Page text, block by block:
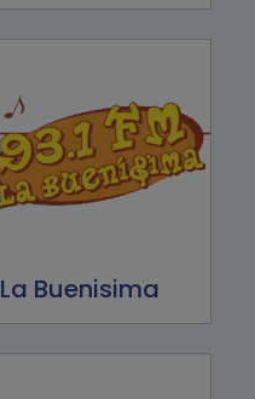
La Buenisima